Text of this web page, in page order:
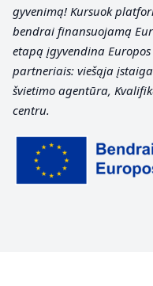
gyvenimą! Kursuok
bendrai finansuojamą
etapą įgyvendina
partneriais: viešąja
švietimo agentūra,
centru.